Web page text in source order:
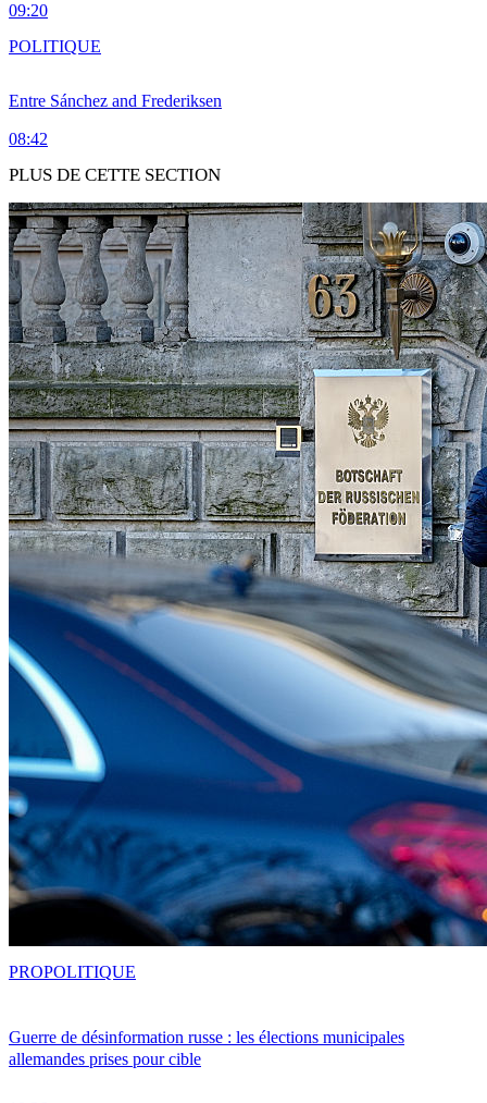
09:20
Entre Sánchez and Frederiksen
08:42
POLITIQUE
PLUS DE CETTE SECTION
Guerre de désinformation russe : les élections municipales
allemandes prises pour cible
PROPOLITIQUE